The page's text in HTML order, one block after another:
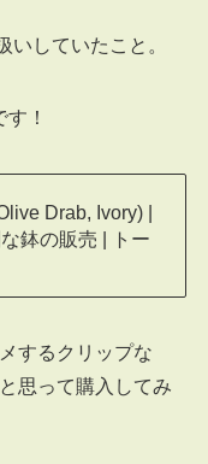
いしていたこと。
！
Drab, Ivory) |
鉢の販売 | トー
するクリップな
思って購入してみ